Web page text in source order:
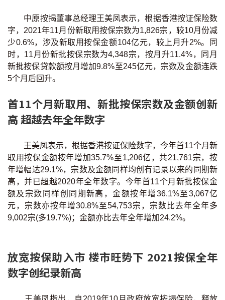
中原按揭董事总经理王美凤表示，根据香港按证保险数
字，2021年11月份新取用按保宗数为1,826宗，较10月份减
少0.6%，涉及新取用按保金额104亿元，较上月升2%。同
时，11月份新批按保宗数为4,348宗，按月升11.4%，同月
新批按保贷款额按月增加9.8%至245亿元，宗数及金额连跌
5个月后回升。
首11个月新取用、新批按保宗数及金额创新
高 超越去年全年数字
王美凤表示，根据香港按证保险数字，今年首11个月新
取用按保金额按年增加35.7%至1,206亿，共21,761宗，按
年增幅达29.1%，宗数及金额同样均创有记录以来的同期新
高，并已超越2020年全年数字。今年首11个月新批按保金
额及宗数同样创同期新高，金额按年增36.1%至3,067亿
元，宗数亦按年增30.8%至54,753宗，宗数比去年全年多
9,002宗(多19.7%)；金额亦比去年全年增加24.2%。
放宽按保助入市 楼市旺势下 2021按保全年
数字创纪录新高